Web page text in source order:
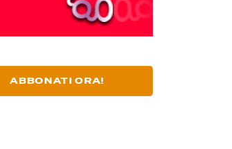
ABBONATI ORA!